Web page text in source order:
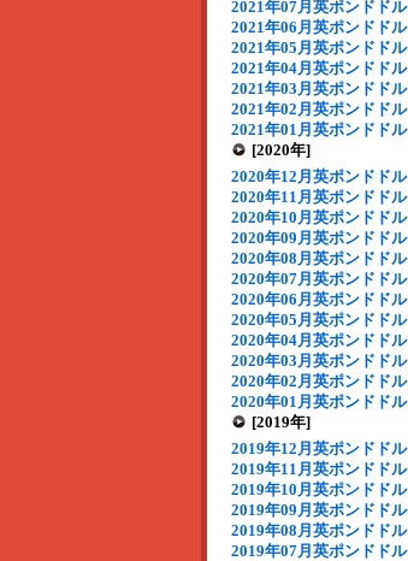
2021年07月英ポンドドル
2021年06月英ポンドドル
2021年05月英ポンドドル
2021年04月英ポンドドル
2021年03月英ポンドドル
2021年02月英ポンドドル
2021年01月英ポンドドル
[2020年]
2020年12月英ポンドドル
2020年11月英ポンドドル
2020年10月英ポンドドル
2020年09月英ポンドドル
2020年08月英ポンドドル
2020年07月英ポンドドル
2020年06月英ポンドドル
2020年05月英ポンドドル
2020年04月英ポンドドル
2020年03月英ポンドドル
2020年02月英ポンドドル
2020年01月英ポンドドル
[2019年]
2019年12月英ポンドドル
2019年11月英ポンドドル
2019年10月英ポンドドル
2019年09月英ポンドドル
2019年08月英ポンドドル
2019年07月英ポンドドル